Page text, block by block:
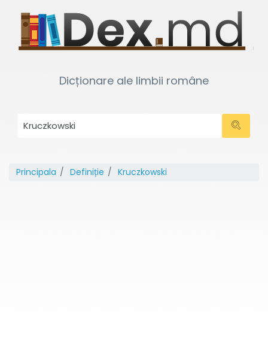
Dicționare ale limbii române
Principala Definiție Kruczkowski